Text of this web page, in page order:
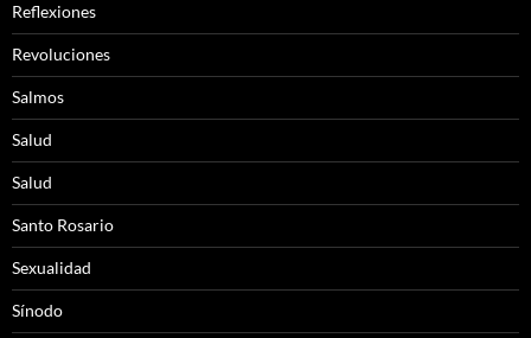
Reflexiones
Revoluciones
Salmos
Salud
Salud
Santo Rosario
Sexualidad
Sínodo